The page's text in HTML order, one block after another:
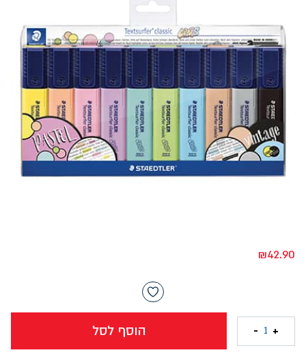
₪42.90
הוסף לסל +
1
-